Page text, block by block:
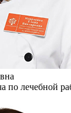
по лечебной